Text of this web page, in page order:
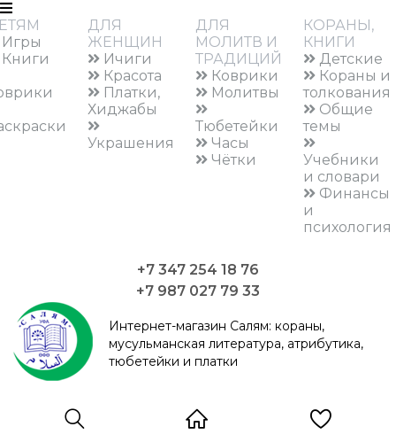
ДЛЯ
ЖЕНЩИН
Ичиги
Красота
Платки,
Хиджабы
Украшения
ДЛЯ
МОЛИТВ И
ТРАДИЦИЙ
Коврики
Молитвы
Тюбетейки
Часы
Чётки
КОРАНЫ,
КНИГИ
Детские
Кораны и
толкования
Общие
темы
Учебники
и словари
Финансы
и
психология
+7 347 254 18 76
+7 987 027 79 33
Интернет-магазин Салям: кораны,
мусульманская литература, атрибутика,
тюбетейки и платки